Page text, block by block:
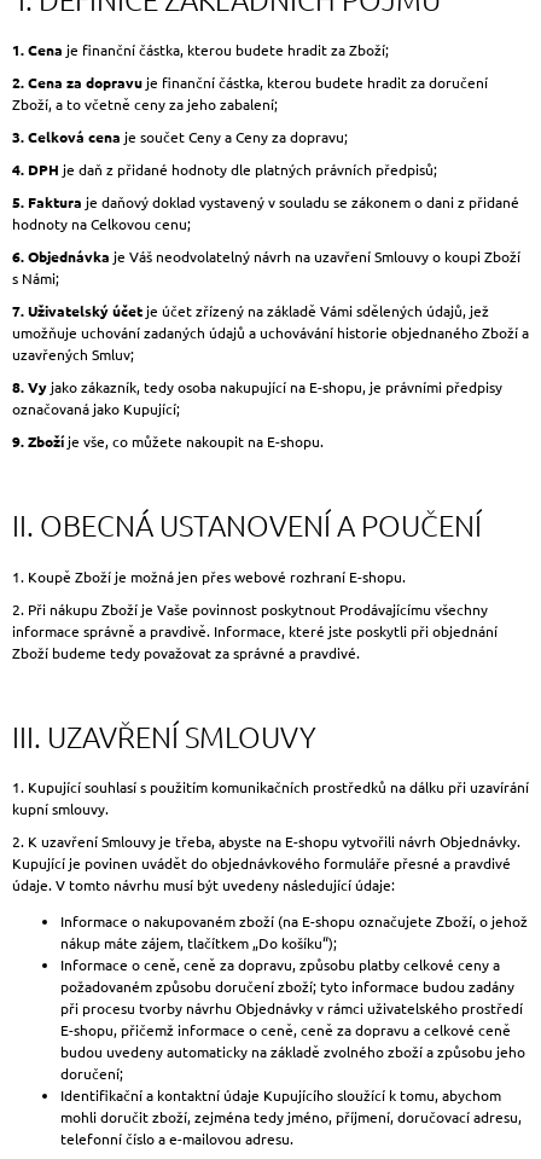
1. Cena je finanční částka, kterou budete hradit za Zboží;
2. Cena za dopravu je finanční částka, kterou budete hradit za doručení
Zboží, a to včetně ceny za jeho zabalení;
3. Celková cena je součet Ceny a Ceny za dopravu;
4. DPH je daň z přidané hodnoty dle platných právních předpisů;
5. Faktura je daňový doklad vystavený v souladu se zákonem o dani z přidané
hodnoty na Celkovou cenu;
6. Objednávka je Váš neodvolatelný návrh na uzavření Smlouvy o koupi Zboží
s Námi;
7. Uživatelský účet je účet zřízený na základě Vámi sdělených údajů, jež
umožňuje uchování zadaných údajů a uchovávání historie objednaného Zboží a
uzavřených Smluv;
8. Vy jako zákazník, tedy osoba nakupující na E-shopu, je právními předpisy
označovaná jako Kupující;
9. Zboží je vše, co můžete nakoupit na E-shopu.
II. OBECNÁ USTANOVENÍ A POUČENÍ
1. Koupě Zboží je možná jen přes webové rozhraní E-shopu.
2. Při nákupu Zboží je Vaše povinnost poskytnout Prodávajícímu všechny
informace správně a pravdivě. Informace, které jste poskytli při objednání
Zboží budeme tedy považovat za správné a pravdivé.
III. UZAVŘENÍ SMLOUVY
1. Kupující souhlasí s použitím komunikačních prostředků na dálku při uzavírání
kupní smlouvy.
2. K uzavření Smlouvy je třeba, abyste na E-shopu vytvořili návrh Objednávky.
Kupující je povinen uvádět do objednávkového formuláře přesné a pravdivé
údaje. V tomto návrhu musí být uvedeny následující údaje:
Informace o nakupovaném zboží (na E-shopu označujete Zboží, o jehož
nákup máte zájem, tlačítkem „Do košíku“);
Informace o ceně, ceně za dopravu, způsobu platby celkové ceny a
požadovaném způsobu doručení zboží; tyto informace budou zadány
při procesu tvorby návrhu Objednávky v rámci uživatelského prostředí
E-shopu, přičemž informace o ceně, ceně za dopravu a celkové ceně
budou uvedeny automaticky na základě zvolného zboží a způsobu jeho
doručení;
Identifikační a kontaktní údaje Kupujícího sloužící k tomu, abychom
mohli doručit zboží, zejména tedy jméno, příjmení, doručovací adresu,
telefonní číslo a e-mailovou adresu.
O
R
Č
U
J
M
E
PÉČE
O
LÁSKU
-
PRAKTICKÁ
PŘÍRUČKA
UMĚNÍ
MILOVAT
A
BÝT
Kč